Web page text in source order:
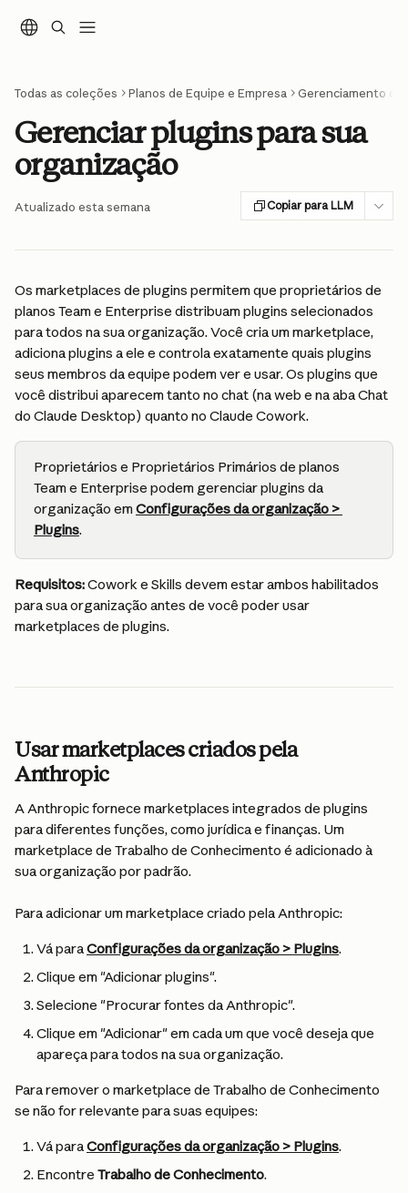
Todas as coleções Planos de Equipe e Empresa Gerenciamento de
Gerenciar plugins para sua
organização
Atualizado esta semana Copiar para LLM
Os marketplaces de plugins permitem que proprietários de
planos Team e Enterprise distribuam plugins selecionados
para todos na sua organização. Você cria um marketplace,
adiciona plugins a ele e controla exatamente quais plugins
seus membros da equipe podem ver e usar. Os plugins que
você distribui aparecem tanto no chat (na web e na aba Chat
do Claude Desktop) quanto no Claude Cowork.
Proprietários e Proprietários Primários de planos
Team e Enterprise podem gerenciar plugins da
organização em Configurações da organização >
Plugins.
Requisitos: Cowork e Skills devem estar ambos habilitados
para sua organização antes de você poder usar
marketplaces de plugins.
Usar marketplaces criados pela
Anthropic
A Anthropic fornece marketplaces integrados de plugins
para diferentes funções, como jurídica e finanças. Um
marketplace de Trabalho de Conhecimento é adicionado à
sua organização por padrão.
Para adicionar um marketplace criado pela Anthropic:
Vá para Configurações da organização > Plugins.
Clique em "Adicionar plugins".
Selecione "Procurar fontes da Anthropic".
Clique em "Adicionar" em cada um que você deseja que
apareça para todos na sua organização.
Para remover o marketplace de Trabalho de Conhecimento
se não for relevante para suas equipes:
Vá para Configurações da organização > Plugins.
Encontre Trabalho de Conhecimento.